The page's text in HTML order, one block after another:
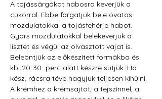
A tojássárgákat habosra keverjük a
cukorral. Ebbe forgatjuk bele óvatos
mozdulatokkal a tojásfehérje habot.
Gyors mozdulatokkal belekeverjük a
lisztet és végül az olvasztott vajat is.
Beleöntjük az előkészített formákba és
kb. 20-30  perc alatt készre sütjük. Ha
kész, rácsra téve hagyjuk teljesen kihűlni.
A krémhez a krémsajtot, a tejszínnel, a